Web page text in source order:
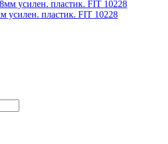
усилен. пластик. FIT 10228